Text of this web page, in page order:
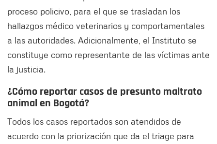
proceso policivo, para el que se trasladan los
hallazgos médico veterinarios y comportamentales
a las autoridades. Adicionalmente, el Instituto se
constituye como representante de las víctimas ante
la justicia.
¿Cómo reportar casos de presunto maltrato
animal en Bogotá?
Todos los casos reportados son atendidos de
acuerdo con la priorización que da el triage para